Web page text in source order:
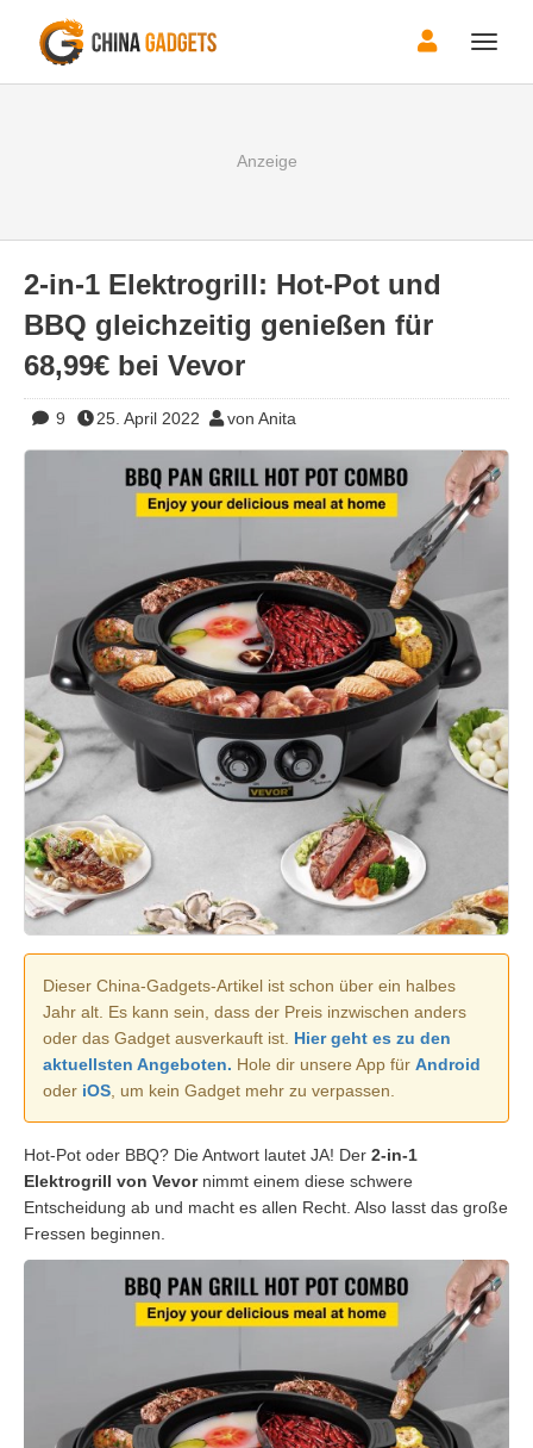
Toggle
2-in-1 Elektrogrill: Hot-Pot und
BBQ gleichzeitig genießen für
68,99€ bei Vevor
9 25. April 2022 von Anita
Dieser China-Gadgets-Artikel ist schon über ein halbes
Jahr alt. Es kann sein, dass der Preis inzwischen anders
oder das Gadget ausverkauft ist. Hier geht es zu den
aktuellsten Angeboten. Hole dir unsere App für Android
oder iOS , um kein Gadget mehr zu verpassen.
Hot-Pot oder BBQ? Die Antwort lautet JA! Der 2-in-1
Elektrogrill von Vevornimmt einem diese schwere
Entscheidung ab und macht es allen Recht. Also lasst das große
Fressen beginnen.